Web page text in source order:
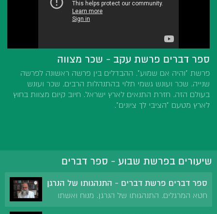
ספר דברים פרשת עקב - שכר מצווה
פרשת "והיה אם שמוע". ההבדלים בין פרשה ראשונה לפרשה
שנייה. שכר ועונש גשמי תלוי בהתנהלות הרבים. שכר ועונש
בעולם הזה. חזרת התנאים לארץ ישראל. חיוב קיום מצוות בחוץ
לארץ מטעם "הציבי לך ציונים".
שיעורים בפרשת שבוע - ספר דברים
ספר דברים פרשת דברים - התנהגותו של הנרגן
חטא המרגלים. התנהגותו של הנרגן. מנוח ואשתו